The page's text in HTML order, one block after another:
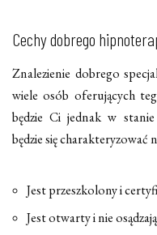
Cechy dobrego
Znalezienie dobrego
wiele osób oferujących
będzie Ci jednak w
będzie się charakteryzować
Jest przeszkolony i
Jest otwarty i nie